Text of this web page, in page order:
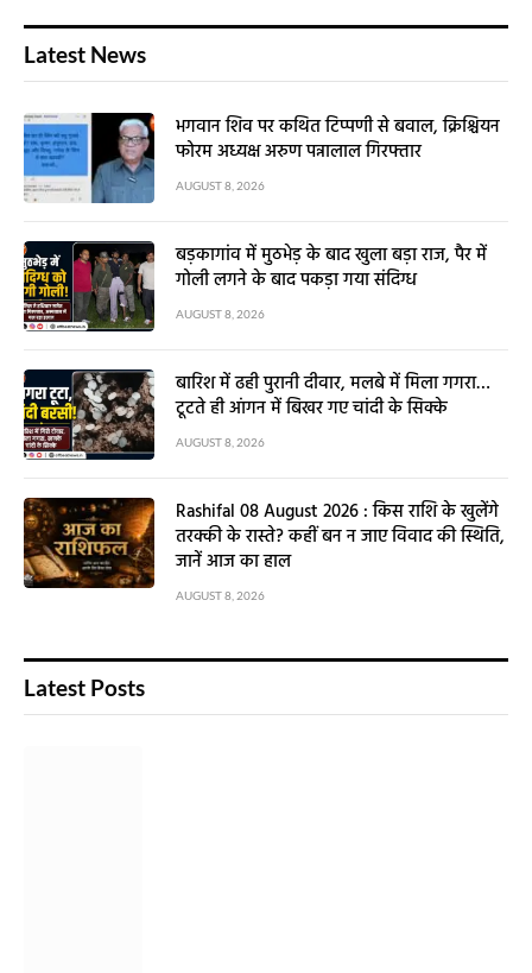
Latest News
भगवान शिव पर कथित टिप्पणी से बवाल, क्रिश्चियन
फोरम अध्यक्ष अरुण पन्नालाल गिरफ्तार
AUGUST 8, 2026
बड़कागांव में मुठभेड़ के बाद खुला बड़ा राज, पैर में
गोली लगने के बाद पकड़ा गया संदिग्ध
AUGUST 8, 2026
बारिश में ढही पुरानी दीवार, मलबे में मिला गगरा…
टूटते ही आंगन में बिखर गए चांदी के सिक्के
AUGUST 8, 2026
Rashifal 08 August 2026 : किस राशि के खुलेंगे
तरक्की के रास्ते? कहीं बन न जाए विवाद की स्थिति,
जानें आज का हाल
AUGUST 8, 2026
Latest Posts